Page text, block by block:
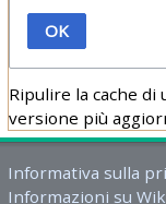
OK
Ripulire la cache di
versione più
Informativa sulla
Informazioni su